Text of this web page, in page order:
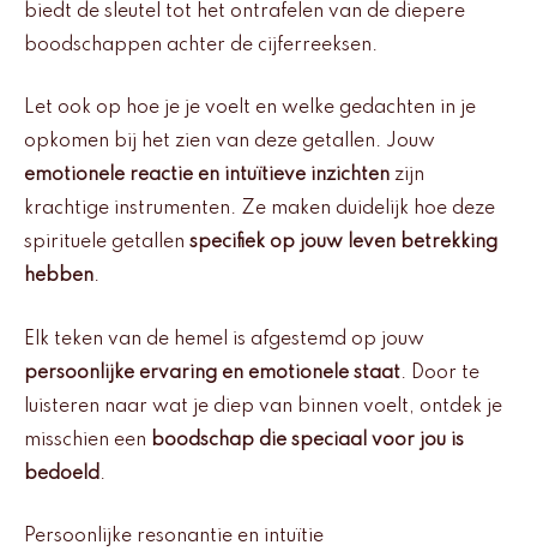
biedt de sleutel tot het ontrafelen van de diepere
boodschappen achter de cijferreeksen.
Let ook op hoe je je voelt en welke gedachten in je
opkomen bij het zien van deze getallen. Jouw
emotionele reactie en intuïtieve inzichten zijn
krachtige instrumenten. Ze maken duidelijk hoe deze
spirituele getallen specifiek op jouw leven betrekking
hebben.
Elk teken van de hemel is afgestemd op jouw
persoonlijke ervaring en emotionele staat. Door te
luisteren naar wat je diep van binnen voelt, ontdek je
misschien een boodschap die speciaal voor jou is
bedoeld .
Persoonlijke resonantie en intuïtie